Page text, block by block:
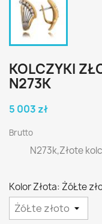
KOLCZYKI
N273K
5 003 zł
Brutto
N273k,Złote
Kolor Złota: ŻóŁte